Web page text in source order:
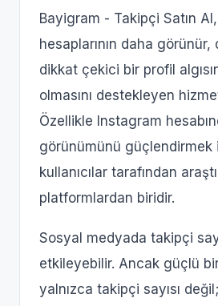
Bayigram - Takipçi Satın
hesaplarının daha görünür,
dikkat çekici bir profil
olmasını destekleyen
Özellikle Instagram
görünümünü güçlendirmek
kullanıcılar tarafından
platformlardan biridir.
Sosyal medyada takipçi
etkileyebilir. Ancak güçlü
yalnızca takipçi sayısı